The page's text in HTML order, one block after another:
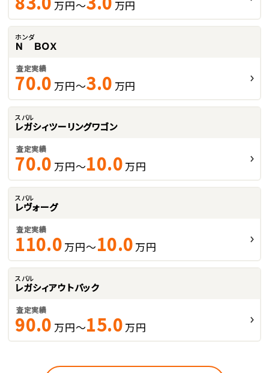
万円～ 万円
ホンダ
Ｎ ＢＯＸ
査定実績
70.0 万円～3.0 万円
スバル
レガシィツーリングワゴン
査定実績
70.0 万円～10.0 万円
スバル
レヴォーグ
査定実績
110.0 万円～10.0 万円
スバル
レガシィアウトバック
査定実績
90.0 万円～15.0 万円